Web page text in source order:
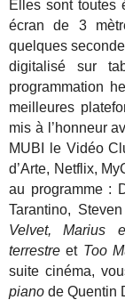
Elles sont toutes
écran de 3
quelques
digitalisé sur
programmation
meilleures
mis à l’honneur
MUBI le Vidéo
d’Arte, Netflix,
au programme :
Tarantino,
Velvet, Marius
terrestre et Too
suite cinéma,
pianode Quentin